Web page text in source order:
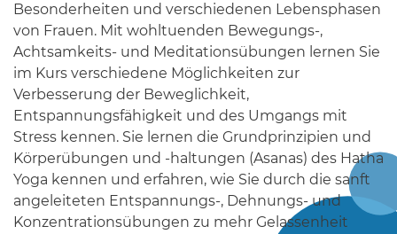
Besonderheiten und verschiedenen Lebensphasen
von Frauen. Mit wohltuenden Bewegungs-,
Achtsamkeits- und Meditationsübungen lernen Sie
im Kurs verschiedene Möglichkeiten zur
Verbesserung der Beweglichkeit,
Entspannungsfähigkeit und des Umgangs mit
Stress kennen. Sie lernen die Grundprinzipien und
Körperübungen und -haltungen (Asanas) des Hatha
Yoga kennen und erfahren, wie Sie durch die sanft
angeleiteten Entspannungs-, Dehnungs- und
Konzentrationsübungen zu mehr Gelassenheit